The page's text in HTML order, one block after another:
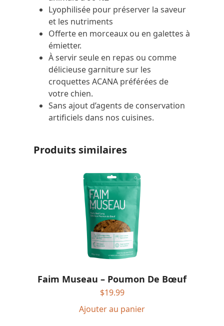
Lyophilisée pour préserver la saveur
et les nutriments
Offerte en morceaux ou en galettes à
émietter.
À servir seule en repas ou comme
délicieuse garniture sur les
croquettes ACANA préférées de
votre chien.
Sans ajout d’agents de conservation
artificiels dans nos cuisines.
Produits similaires
Faim Museau – Poumon De Bœuf
$19.99
Ajouter au panier